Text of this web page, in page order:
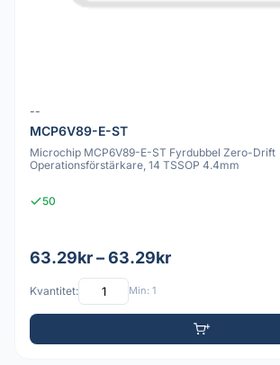
--
MCP6V89-E-ST
Microchip MCP6V89-E-ST Fyrdubbel Zero-Drift
Operationsförstärkare, 14 TSSOP 4.4mm
50
63.29kr – 63.29kr
Kvantitet: Min: 1